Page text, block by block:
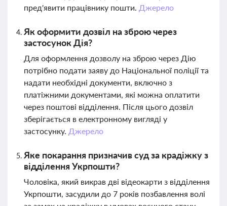
пред'явити працівнику пошти. Джерело
Як оформити дозвіл на зброю через
застосунок Дія?
Для оформлення дозволу на зброю через Дію
потрібно подати заяву до Національної поліції та
надати необхідні документи, включно з
платіжними документами, які можна оплатити
через поштові відділення. Після цього дозвіл
зберігається в електронному вигляді у
застосунку. Джерело
Яке покарання призначив суд за крадіжку з
відділення Укрпошти?
Чоловіка, який викрав дві відеокарти з відділення
Укрпошти, засудили до 7 років позбавлення волі